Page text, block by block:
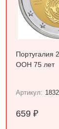
Португалия
ООН 75 лет
Артикул:
659 ₽